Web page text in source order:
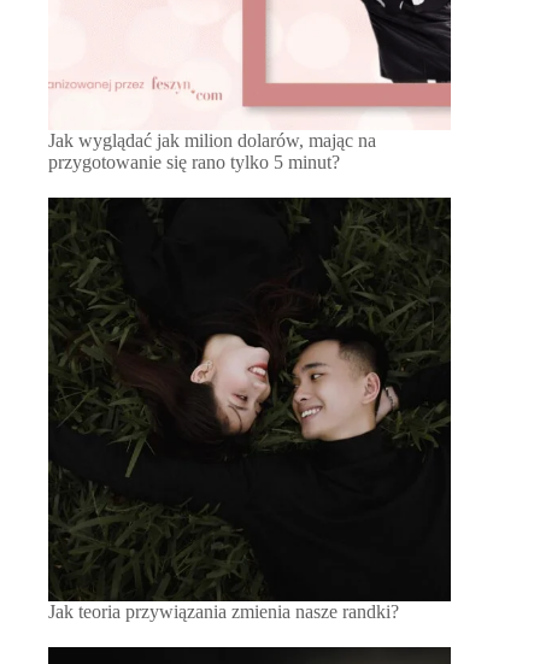
Jak wyglądać jak milion dolarów, mając na
przygotowanie się rano tylko 5 minut?
Jak teoria przywiązania zmienia nasze randki?